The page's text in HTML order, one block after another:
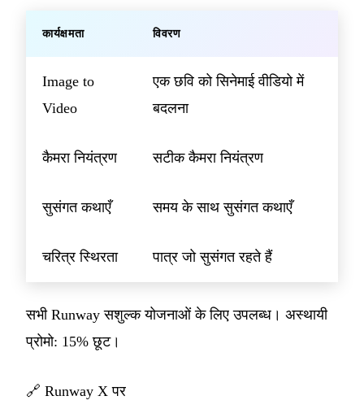
कार्यक्षमता विवरण
Image to
Video
एक छवि को सिनेमाई वीडियो में
बदलना
कैमरा नियंत्रण सटीक कैमरा नियंत्रण
सुसंगत कथाएँ समय के साथ सुसंगत कथाएँ
चरित्र स्थिरता पात्र जो सुसंगत रहते हैं
सभी Runway सशुल्क योजनाओं के लिए उपलब्ध। अस्थायी
प्रोमो: 15% छूट।
🔗 Runway X पर